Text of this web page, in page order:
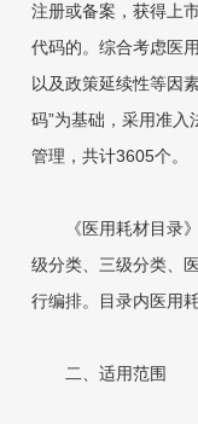
注册或备案，获得上
代码的。综合考虑医
以及政策延续性等因
码”为基础，采用准
管理，共计3605个。
《医用耗材目录》
级分类、三级分类、
行编排。目录内医用
二、适用范围